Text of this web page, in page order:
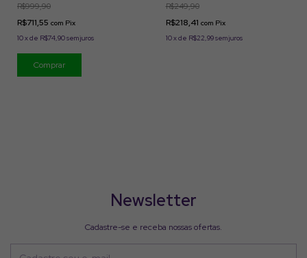
R$999,90
R$711,55 com Pix
10xde R$74,90sem juros
R$249,90
R$218,41 com Pix
10xde R$22,99sem juros
Newsletter
Cadastre-se e receba nossas ofertas.